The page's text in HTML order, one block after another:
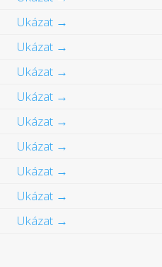
Ukázat →
Ukázat →
Ukázat →
Ukázat →
Ukázat →
Ukázat →
Ukázat →
Ukázat →
Ukázat →